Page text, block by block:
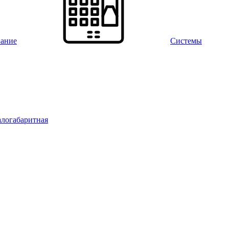
Системы